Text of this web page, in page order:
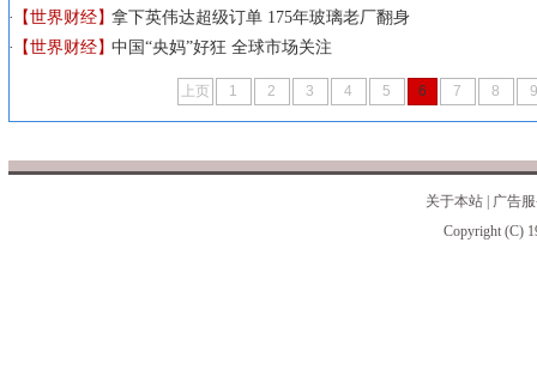
【世界财经】拿下英伟达超级订单 175年玻璃老厂翻身
【世界财经】中国“央妈”好狂 全球市场关注
上页 1 2 3 4 5 6 7 8 9
关于本站
广告
Copyright (C)